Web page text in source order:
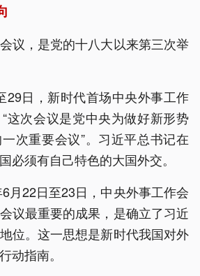
议，是党的十八大以来第三次举
29日，新时代首场中央外事工作
这次会议是党中央为做好新形势
次重要会议”。习近平总书记在
必须有自己特色的大国外交。
月22日至23日，中央外事工作会
议最重要的成果，是确立了习近
位。这一思想是新时代我国对外
动指南。